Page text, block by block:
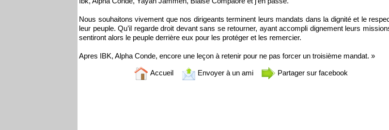
Nous souhaitons vivement que nos dirigeants terminent leurs mandats dans la dignité et le
leur peuple. Qu’il regarde droit devant sans se retourner, ayant accompli dignement leurs
sentiront alors le peuple derrière eux pour les protéger et les remercier.
Apres IBK, Alpha Conde, encore une leçon à retenir pour ne pas forcer un troisième mandat. »
Accueil Envoyer à un ami Partager sur facebook